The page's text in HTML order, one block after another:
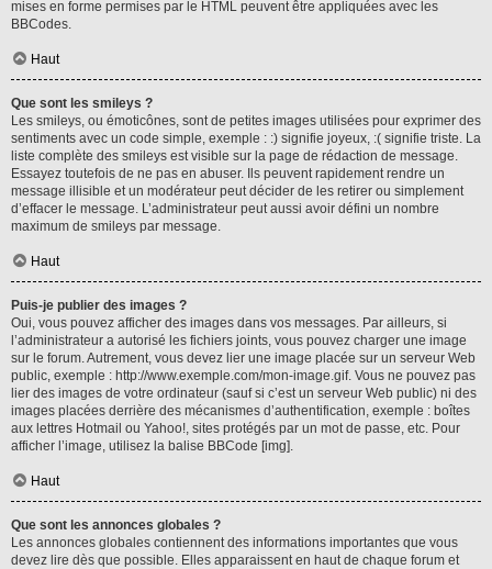
mises en forme permises par le HTML peuvent être appliquées avec les
BBCodes.
Haut
Que sont les smileys ?
Les smileys, ou émoticônes, sont de petites images utilisées pour exprimer des
sentiments avec un code simple, exemple : :) signifie joyeux, :( signifie triste. La
liste complète des smileys est visible sur la page de rédaction de message.
Essayez toutefois de ne pas en abuser. Ils peuvent rapidement rendre un
message illisible et un modérateur peut décider de les retirer ou simplement
d’effacer le message. L’administrateur peut aussi avoir défini un nombre
maximum de smileys par message.
Haut
Puis-je publier des images ?
Oui, vous pouvez afficher des images dans vos messages. Par ailleurs, si
l’administrateur a autorisé les fichiers joints, vous pouvez charger une image
sur le forum. Autrement, vous devez lier une image placée sur un serveur Web
public, exemple : http://www.exemple.com/mon-image.gif. Vous ne pouvez pas
lier des images de votre ordinateur (sauf si c’est un serveur Web public) ni des
images placées derrière des mécanismes d’authentification, exemple : boîtes
aux lettres Hotmail ou Yahoo!, sites protégés par un mot de passe, etc. Pour
afficher l’image, utilisez la balise BBCode [img].
Haut
Que sont les annonces globales ?
Les annonces globales contiennent des informations importantes que vous
devez lire dès que possible. Elles apparaissent en haut de chaque forum et